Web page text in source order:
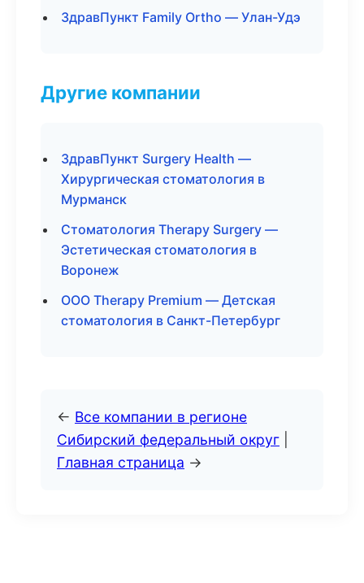
ЗдравПункт Family Ortho — Улан-Удэ
Другие компании
ЗдравПункт Surgery Health —
Хирургическая стоматология в
Мурманск
Стоматология Therapy Surgery —
Эстетическая стоматология в
Воронеж
ООО Therapy Premium — Детская
стоматология в Санкт-Петербург
← Все компании в регионе
Сибирский федеральный округ
Главная страница →